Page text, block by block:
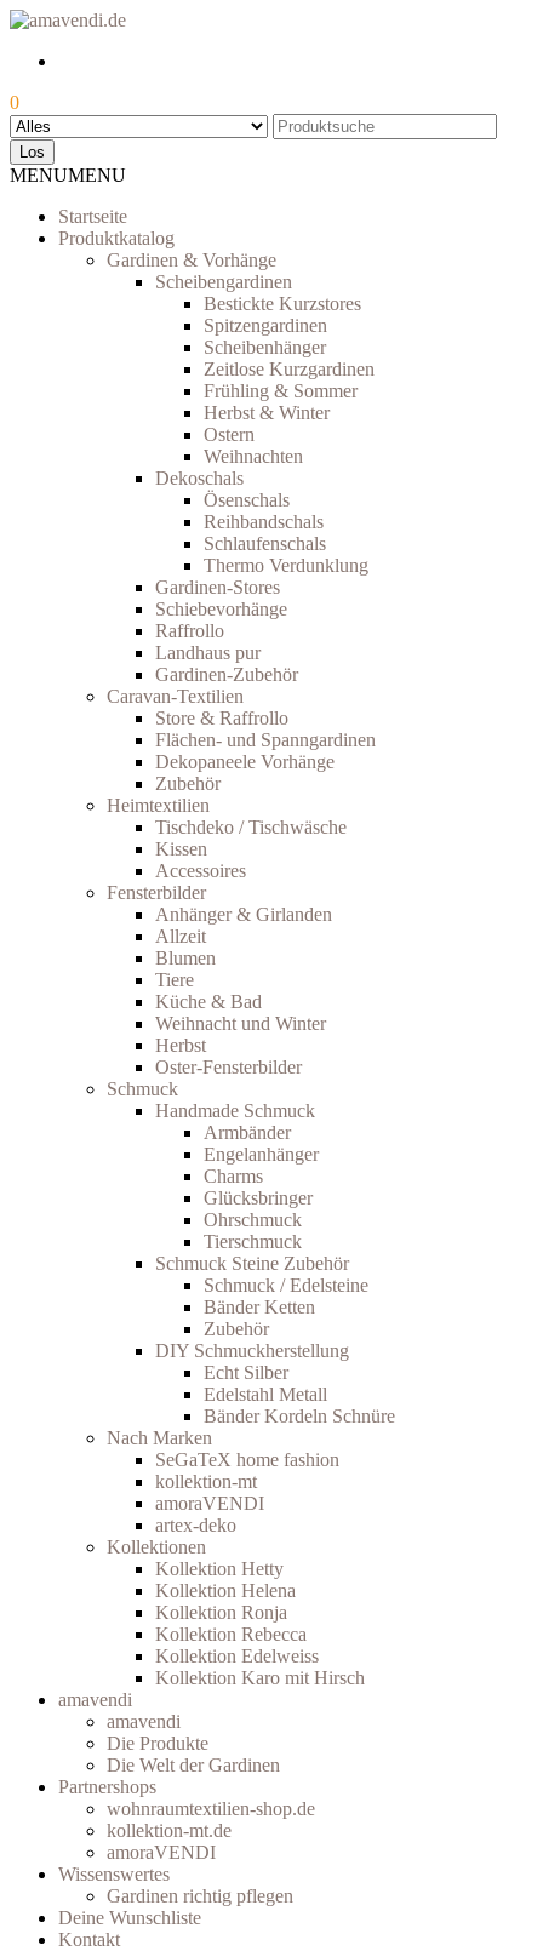
Skip
0
Los
MENUMENU
Startseite
Produktkatalog
Gardinen & Vorhänge
Scheibengardinen
Bestickte Kurzstores
Spitzengardinen
Scheibenhänger
Zeitlose Kurzgardinen
Frühling & Sommer
Herbst & Winter
Ostern
Weihnachten
Dekoschals
Ösenschals
Reihbandschals
Schlaufenschals
Thermo Verdunklung
Gardinen-Stores
Schiebevorhänge
Raffrollo
Landhaus pur
Gardinen-Zubehör
Caravan-Textilien
Store & Raffrollo
Flächen- und Spanngardinen
Dekopaneele Vorhänge
Zubehör
Heimtextilien
Tischdeko / Tischwäsche
Kissen
Accessoires
Fensterbilder
Anhänger & Girlanden
Allzeit
Blumen
Tiere
Küche & Bad
Weihnacht und Winter
Herbst
Oster-Fensterbilder
Schmuck
Handmade Schmuck
Armbänder
Engelanhänger
Charms
Glücksbringer
Ohrschmuck
Tierschmuck
Schmuck Steine Zubehör
Schmuck / Edelsteine
Bänder Ketten
Zubehör
DIY Schmuckherstellung
Echt Silber
Edelstahl Metall
Bänder Kordeln Schnüre
Nach Marken
SeGaTeX home fashion
kollektion-mt
amoraVENDI
artex-deko
Kollektionen
Kollektion Hetty
Kollektion Helena
Kollektion Ronja
Kollektion Rebecca
Kollektion Edelweiss
Kollektion Karo mit Hirsch
amavendi
amavendi
Die Produkte
Die Welt der Gardinen
Partnershops
wohnraumtextilien-shop.de
kollektion-mt.de
amoraVENDI
Wissenswertes
Gardinen richtig pflegen
Deine Wunschliste
Kontakt